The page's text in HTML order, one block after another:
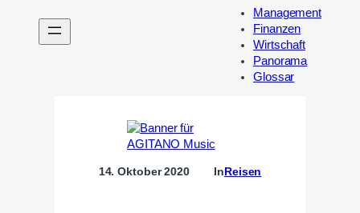
n
Management
Finanzen
Wirtschaft
Panorama
Glossar
14. Oktober 2020 InReisen